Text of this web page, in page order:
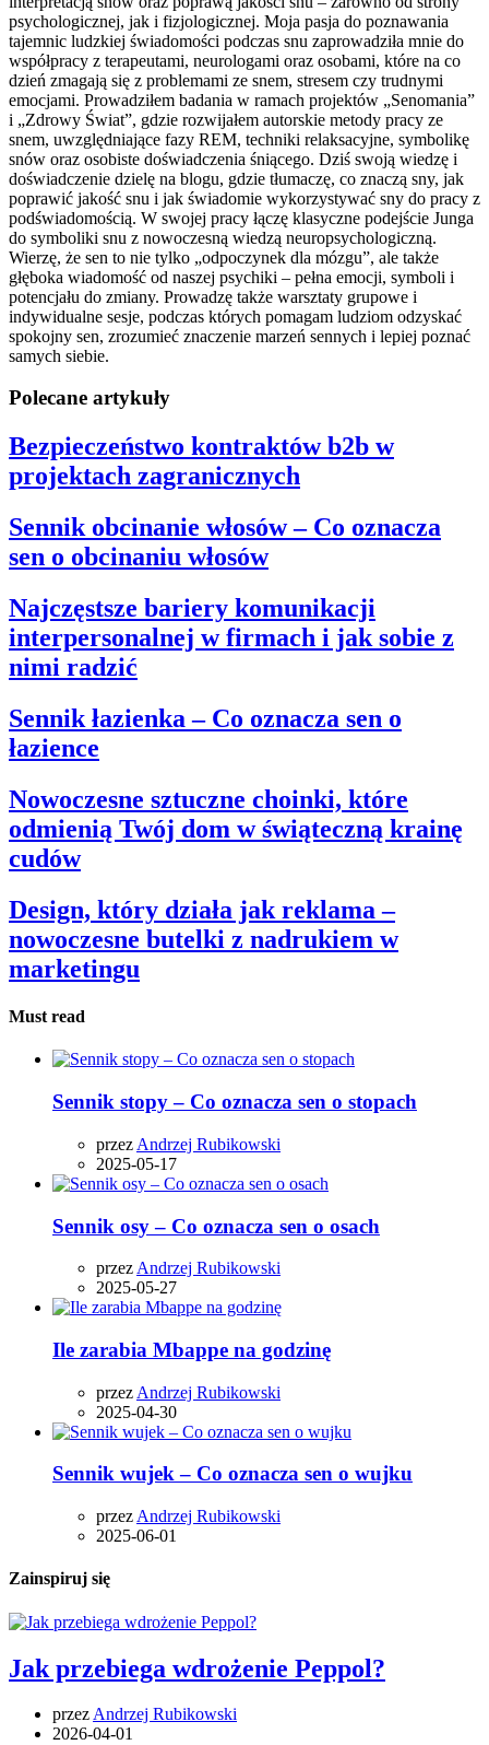
psychologicznej, jak i fizjologicznej. Moja pasja do poznawania
tajemnic ludzkiej świadomości podczas snu zaprowadziła mnie do
współpracy z terapeutami, neurologami oraz osobami, które na co
dzień zmagają się z problemami ze snem, stresem czy trudnymi
emocjami. Prowadziłem badania w ramach projektów „Senomania”
i „Zdrowy Świat”, gdzie rozwijałem autorskie metody pracy ze
snem, uwzględniające fazy REM, techniki relaksacyjne, symbolikę
snów oraz osobiste doświadczenia śniącego. Dziś swoją wiedzę i
doświadczenie dzielę na blogu, gdzie tłumaczę, co znaczą sny, jak
poprawić jakość snu i jak świadomie wykorzystywać sny do pracy z
podświadomością. W swojej pracy łączę klasyczne podejście Junga
do symboliki snu z nowoczesną wiedzą neuropsychologiczną.
Wierzę, że sen to nie tylko „odpoczynek dla mózgu”, ale także
głęboka wiadomość od naszej psychiki – pełna emocji, symboli i
potencjału do zmiany. Prowadzę także warsztaty grupowe i
indywidualne sesje, podczas których pomagam ludziom odzyskać
spokojny sen, zrozumieć znaczenie marzeń sennych i lepiej poznać
samych siebie.
Polecane artykuły
Bezpieczeństwo kontraktów b2b w
projektach zagranicznych
Sennik obcinanie włosów – Co oznacza
sen o obcinaniu włosów
Najczęstsze bariery komunikacji
interpersonalnej w firmach i jak sobie z
nimi radzić
Sennik łazienka – Co oznacza sen o
łazience
Nowoczesne sztuczne choinki, które
odmienią Twój dom w świąteczną krainę
cudów
Design, który działa jak reklama –
nowoczesne butelki z nadrukiem w
marketingu
Must read
Sennik stopy – Co oznacza sen o stopach
przez Andrzej Rubikowski
2025-05-17
Sennik osy – Co oznacza sen o osach
przez Andrzej Rubikowski
2025-05-27
Ile zarabia Mbappe na godzinę
przez Andrzej Rubikowski
2025-04-30
Sennik wujek – Co oznacza sen o wujku
przez Andrzej Rubikowski
2025-06-01
Zainspiruj się
Jak przebiega wdrożenie Peppol?
przezAndrzej Rubikowski
2026-04-01